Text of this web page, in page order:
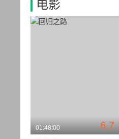
电影
6.7
01:48:00